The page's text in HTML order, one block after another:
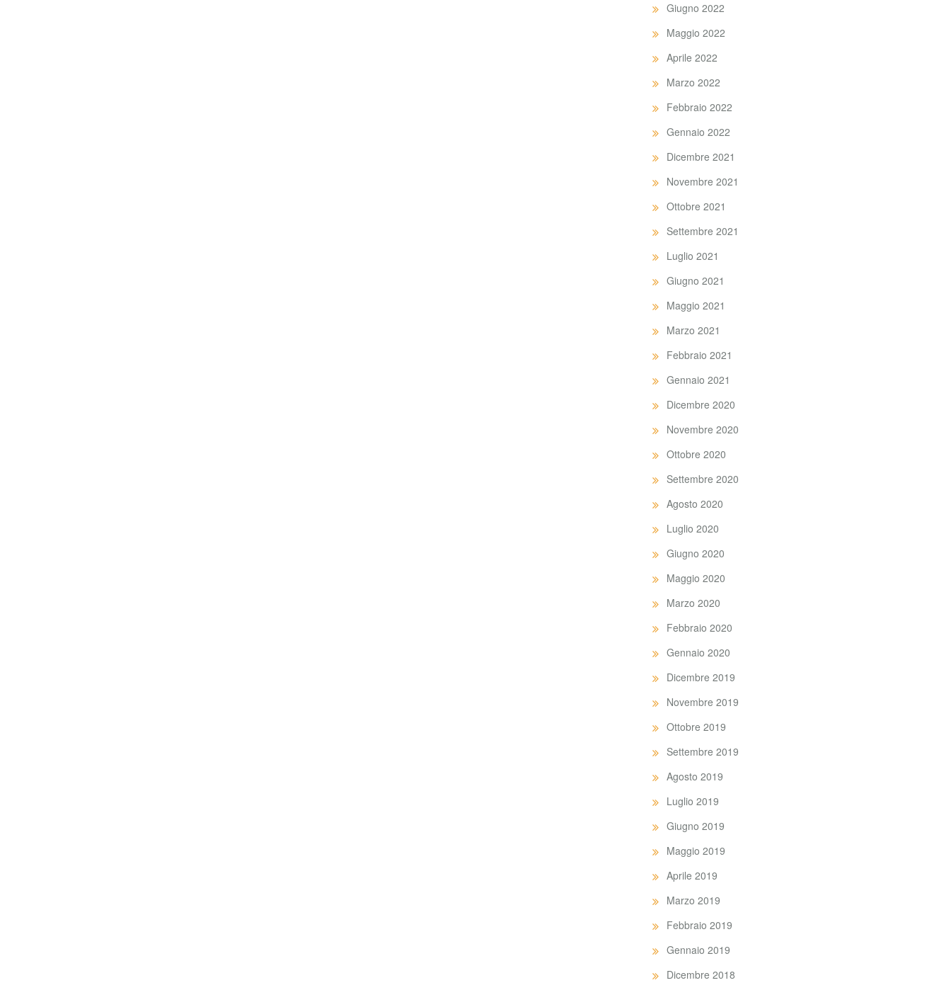
Giugno 2022
Maggio 2022
Aprile 2022
Marzo 2022
Febbraio 2022
Gennaio 2022
Dicembre 2021
Novembre 2021
Ottobre 2021
Settembre 2021
Luglio 2021
Giugno 2021
Maggio 2021
Marzo 2021
Febbraio 2021
Gennaio 2021
Dicembre 2020
Novembre 2020
Ottobre 2020
Settembre 2020
Agosto 2020
Luglio 2020
Giugno 2020
Maggio 2020
Marzo 2020
Febbraio 2020
Gennaio 2020
Dicembre 2019
Novembre 2019
Ottobre 2019
Settembre 2019
Agosto 2019
Luglio 2019
Giugno 2019
Maggio 2019
Aprile 2019
Marzo 2019
Febbraio 2019
Gennaio 2019
Dicembre 2018